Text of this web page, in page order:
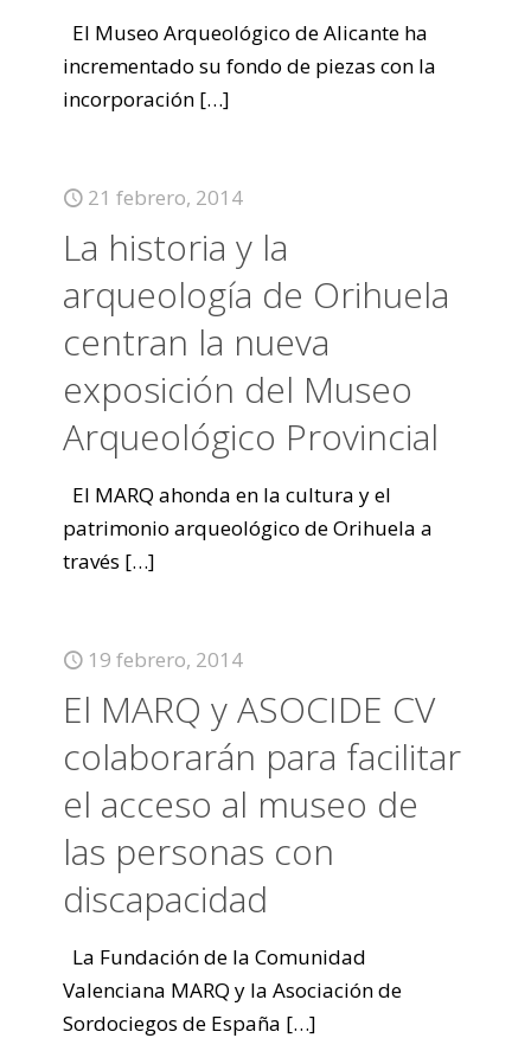
El Museo Arqueológico de Alicante ha
incrementado su fondo de piezas con la
incorporación […]
21 febrero, 2014
La historia y la
arqueología de Orihuela
centran la nueva
exposición del Museo
Arqueológico Provincial
El MARQ ahonda en la cultura y el
patrimonio arqueológico de Orihuela a
través […]
19 febrero, 2014
El MARQ y ASOCIDE CV
colaborarán para facilitar
el acceso al museo de
las personas con
discapacidad
La Fundación de la Comunidad
Valenciana MARQ y la Asociación de
Sordociegos de España […]